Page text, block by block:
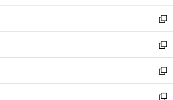
開
く
新
し
い
ウ
ィ
ン
ド
新
し
い
ウ
ィ
新
し